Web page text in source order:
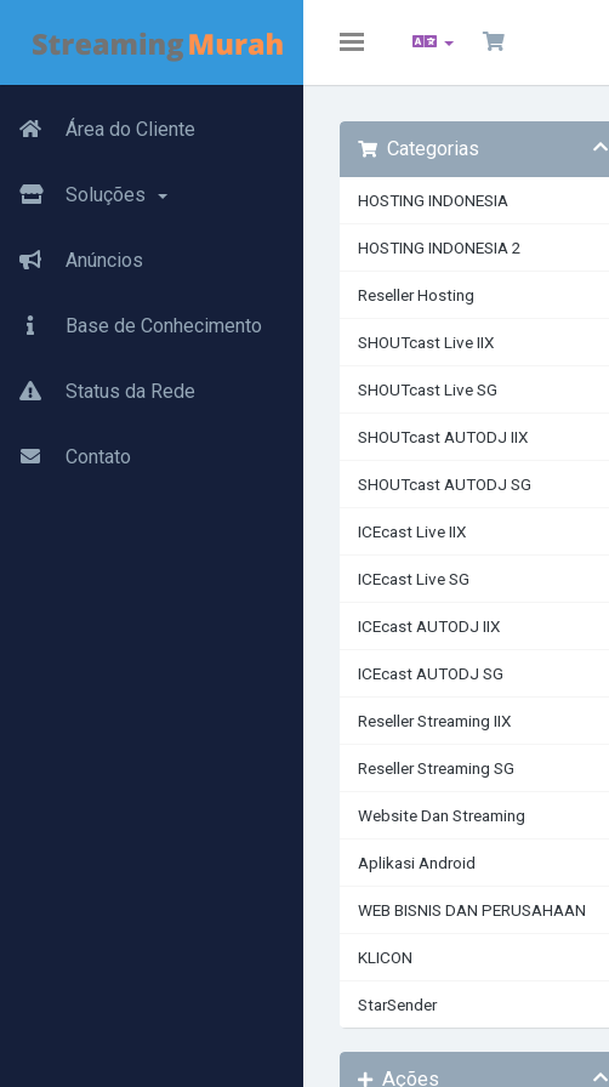
Toggle
Área do Cliente
Soluções
Anúncios
Base de Conhecimento
Status da Rede
Contato
Categorias
HOSTING INDONESIA
HOSTING INDONESIA 2
Reseller Hosting
SHOUTcast Live IIX
SHOUTcast Live SG
SHOUTcast AUTODJ IIX
SHOUTcast AUTODJ SG
ICEcast Live IIX
ICEcast Live SG
ICEcast AUTODJ IIX
ICEcast AUTODJ SG
Reseller Streaming IIX
Reseller Streaming SG
Website Dan Streaming
Aplikasi Android
WEB BISNIS DAN PERUSAHAAN
KLICON
StarSender
Ações